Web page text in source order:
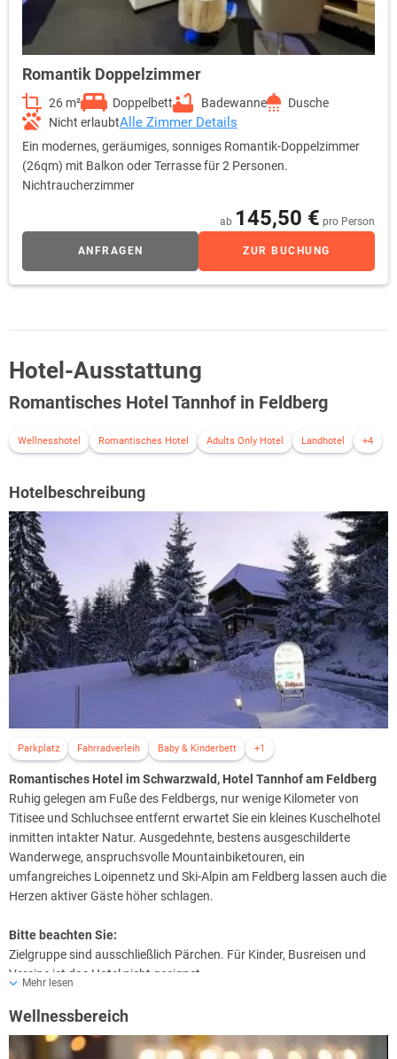
Romantik Doppelzimmer
26 m² Doppelbett Badewanne
Dusche
Nicht erlaubtAlle Zimmer Details
Ein modernes, geräumiges, sonniges Romantik-Doppelzimmer
(26qm) mit Balkon oder Terrasse für 2 Personen.
Nichtraucherzimmer
ab 145,50 € pro Person
ANFRAGEN ZUR BUCHUNG
Hotel-Ausstattung
Romantisches Hotel Tannhof in Feldberg
Wellnesshotel Romantisches Hotel Adults Only Hotel Landhotel +4
Hotelbeschreibung
Parkplatz Fahrradverleih Baby & Kinderbett +1
Romantisches Hotel im Schwarzwald, Hotel Tannhof am Feldberg
Ruhig gelegen am Fuße des Feldbergs, nur wenige Kilometer von
Titisee und Schluchsee entfernt erwartet Sie ein kleines Kuschelhotel
inmitten intakter Natur. Ausgedehnte, bestens ausgeschilderte
Wanderwege, anspruchsvolle Mountainbiketouren, ein
umfangreiches Loipennetz und Ski-Alpin am Feldberg lassen auch die
Herzen aktiver Gäste höher schlagen.
Bitte beachten Sie:
Zielgruppe sind ausschließlich Pärchen. Für Kinder, Busreisen und
Vereine ist das Hotel nicht geeignet.
Mehr lesen
Wellnessbereich